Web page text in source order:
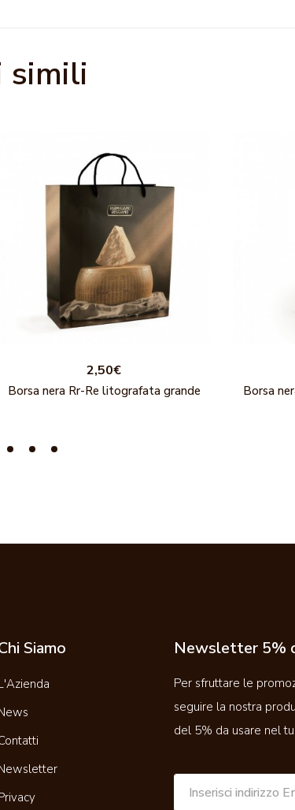
simili
2,50€
Borsa nera Rr-Re litografata grande Borsa
Siamo Newsletter 5%
Per sfruttare le
seguire la nostra
del 5% da usare nel